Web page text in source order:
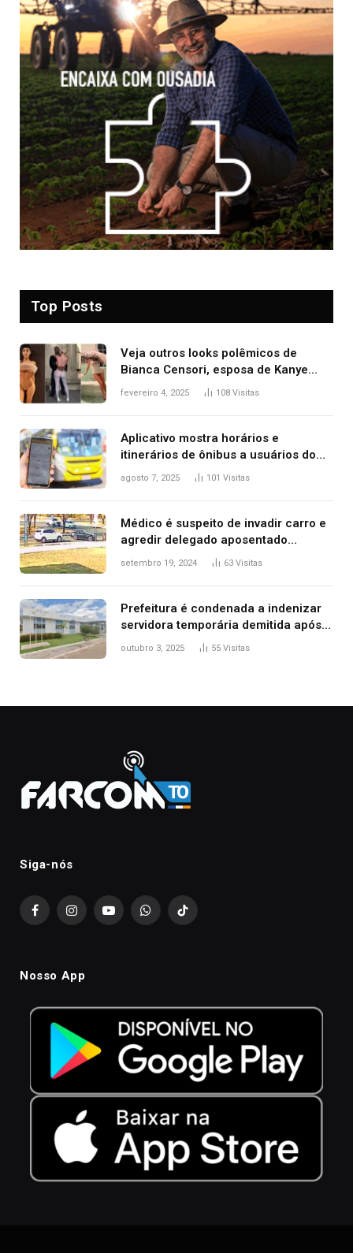
Top Posts
Veja outros looks polêmicos de
Bianca Censori, esposa de Kanye
West que apareceu nua no Grammy
fevereiro 4, 2025 108 Visitas
Aplicativo mostra horários e
itinerários de ônibus a usuários do
transporte público de Palmas; confira
agosto 7, 2025 101 Visitas
Médico é suspeito de invadir carro e
agredir delegado aposentado
durante confusão no trânsito
setembro 19, 2024 63 Visitas
Prefeitura é condenada a indenizar
servidora temporária demitida após
nascimento da filha
outubro 3, 2025 55 Visitas
Siga-nós
FacebookInstagramYouTubeWhatsAppTikTok
Nosso App